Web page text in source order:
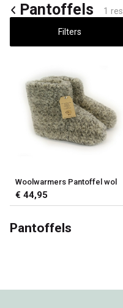
Pantoffels 1
Filters
Woolwarmers Pantoffel wol
€ 44,95
Pantoffels